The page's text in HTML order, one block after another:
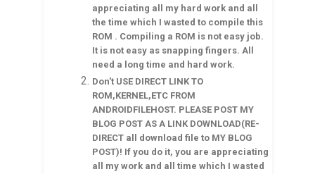
appreciating all my hard work and all
the time which I wasted to compile this
ROM . Compiling a ROM is not easy job.
It is not easy as snapping fingers. All
need a long time and hard work.
Don't USE DIRECT LINK TO
ROM,KERNEL,ETC FROM
ANDROIDFILEHOST. PLEASE POST MY
BLOG POST AS A LINK DOWNLOAD(RE-
DIRECT all download file to MY BLOG
POST)! If you do it, you are appreciating
all my work and all time which I wasted